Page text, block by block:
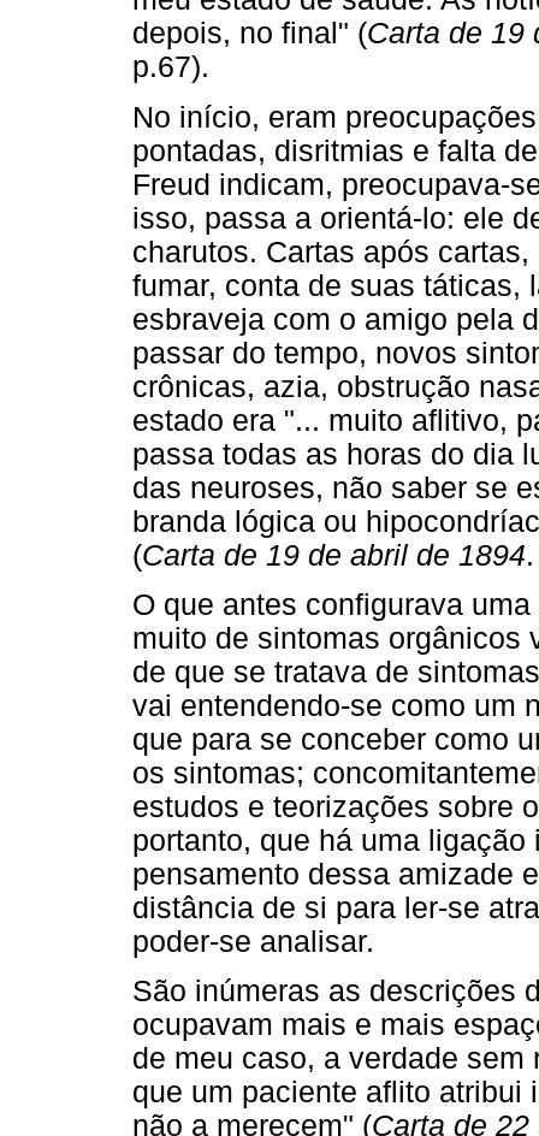
depois, no final" (Carta de 19
p.67).
No início, eram
pontadas, disritmias e falta
Freud indicam, preocupava-
isso, passa a orientá-lo: ele
charutos. Cartas após
fumar, conta de suas táticas,
esbraveja com o amigo pela
passar do tempo, novos
crônicas, azia, obstrução
estado era "... muito aflitivo,
passa todas as horas do dia
das neuroses, não saber se
branda lógica ou
(Carta de 19 de abril de 1894
O que antes configurava
muito de sintomas orgânicos
de que se tratava de
vai entendendo-se como um
que para se conceber como
os sintomas;
estudos e teorizações sobre
portanto, que há uma
pensamento dessa amizade
distância de si para ler-se
poder-se analisar.
São inúmeras as descrições
ocupavam mais e mais
de meu caso, a verdade
que um paciente aflito atribui
não a merecem" (Carta de